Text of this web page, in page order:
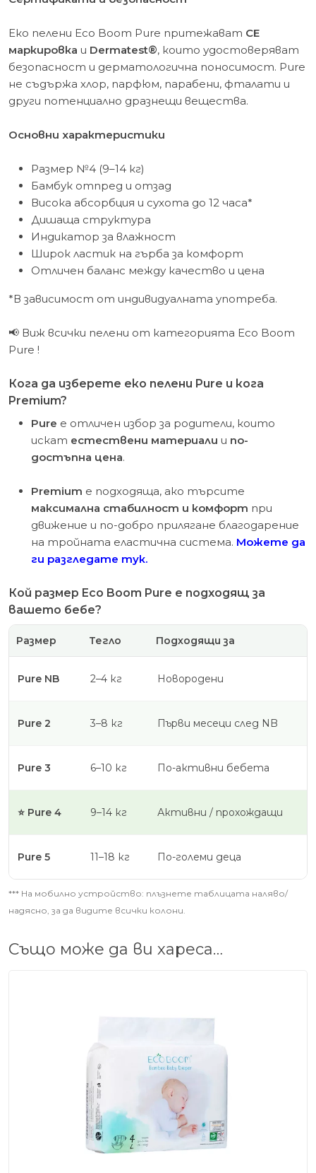
Еко пелени Eco Boom Pure притежават CE
маркировка и Dermatest®, които удостоверяват
безопасност и дерматологична поносимост. Pure
не съдържа хлор, парфюм, парабени, фталати и
други потенциално дразнещи вещества.
Основни характеристики
Размер №4 (9–14 кг)
Бамбук отпред и отзад
Висока абсорбция и сухота до 12 часа*
Дишаща структура
Индикатор за влажност
Широк ластик на гърба за комфорт
Отличен баланс между качество и цена
*В зависимост от индивидуалната употреба.
📢 Виж всички пелени от категорията Eco Boom
Pure !
Кога да изберете еко пелени Pure и кога
Premium?
Pure е отличен избор за родители, които
искат естествени материали и по-
достъпна цена.
Premium е подходяща, ако търсите
максимална стабилност и комфорт при
движение и по-добро прилягане благодарение
на тройната еластична система. Можете да
ги разгледате тук.
Кой размер Eco Boom Pure е подходящ за
вашето бебе?
Размер Тегло Подходящи за
Pure NB 2–4 кг Новородени
Pure 2 3–8 кг Първи месеци след NB
Pure 3 6–10 кг По-активни бебета
⭐ Pure 4 9–14 кг Активни / прохождащи
Pure 5 11–18 кг По-големи деца
*** На мобилно устройство: плъзнете таблицата наляво/
надясно, за да видите всички колони.
Също може да ви хареса…